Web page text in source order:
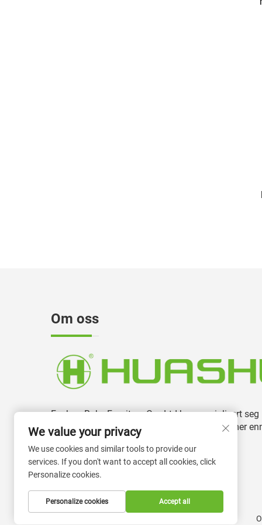
Om oss
Foshan Boke Furniture Co., Ltd har spesialisert seg
på produksjon og utvikling av kontorstoler i mer
13 år.
We value your privacy
We use cookies and similar tools to provide our
services. If you don't want to accept all cookies, click
Personalize cookies.
Personalize cookies Accept all